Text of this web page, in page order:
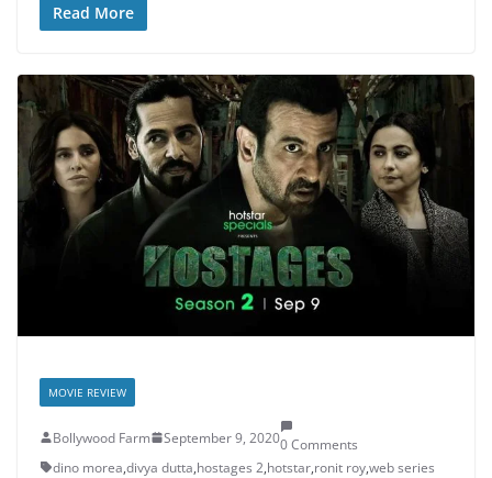
Read More
MOVIE REVIEW
Bollywood Farm September 9, 20200 Comments
dino morea,divya dutta,hostages 2,hotstar,ronit roy,web series